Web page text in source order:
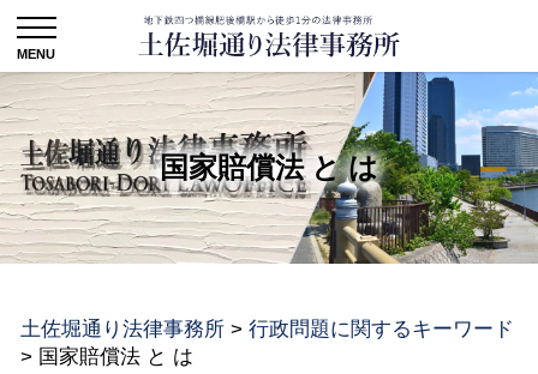
国家賠償法 と は
土佐堀通り法律事務所 > 行政問題に関するキーワード
> 国家賠償法 と は